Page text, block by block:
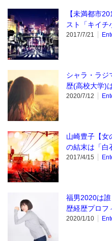
【未満都市
スト「キイ
2017/7/21
シャラ・ラジ
歴(高校大学)
2020/7/12
山崎豊子【女
の結末は「
2017/4/15
福男2020は
歴経歴プロ
2020/1/10